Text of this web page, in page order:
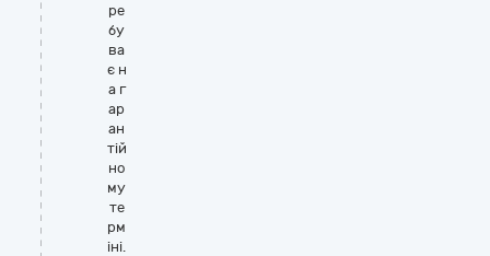
ре
бу
ва
є н
а г
ар
ан
тій
но
му
те
рм
іні.